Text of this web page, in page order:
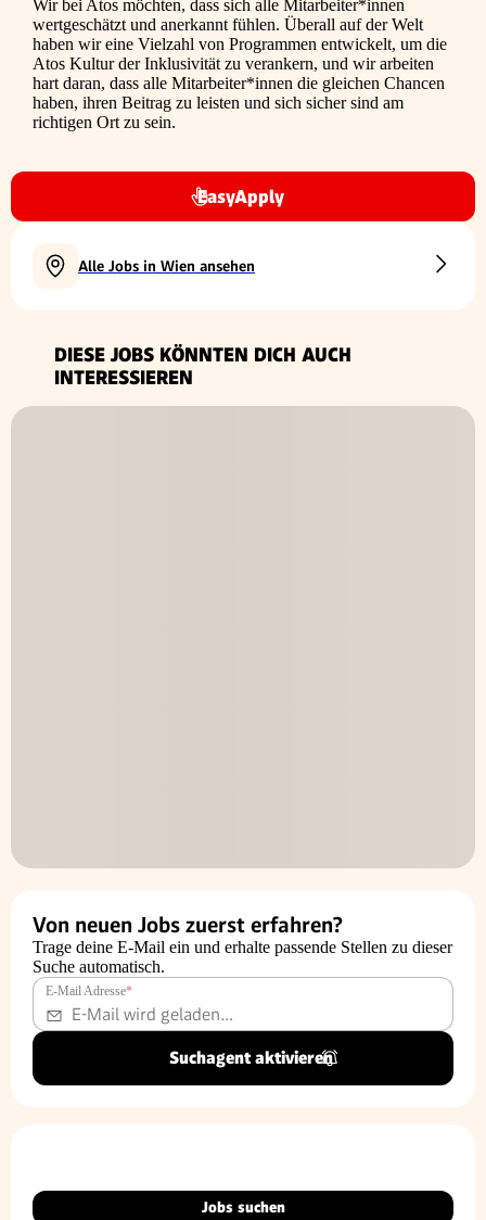
Wir bei Atos möchten, dass sich alle Mitarbeiter*innen
wertgeschätzt und anerkannt fühlen. Überall auf der Welt
haben wir eine Vielzahl von Programmen entwickelt, um die
Atos Kultur der Inklusivität zu verankern, und wir arbeiten
hart daran, dass alle Mitarbeiter*innen die gleichen Chancen
haben, ihren Beitrag zu leisten und sich sicher sind am
richtigen Ort zu sein.
EasyApply
Alle Jobs in Wien ansehen
DIESE JOBS KÖNNTEN DICH AUCH
INTERESSIEREN
Von neuen Jobs zuerst erfahren?
Trage deine E-Mail ein und erhalte passende Stellen zu dieser
Suche automatisch.
E-Mail Adresse*
Suchagent aktivieren
Jobs suchen